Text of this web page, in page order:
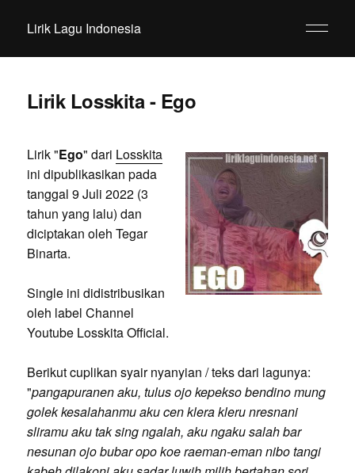
Lirik Lagu Indonesia
Lirik Losskita - Ego
Lirik "Ego" dari Losskita
ini dipublikasikan pada
tanggal 9 Juli 2022 (3
tahun yang lalu) dan
diciptakan oleh Tegar
Binarta.
Single ini didistribusikan
oleh label Channel
Youtube Losskita Official.
Berikut cuplikan syair nyanyian / teks dari lagunya:
"pangapuranen aku, tulus ojo kepekso bendino mung
golek kesalahanmu aku cen klera kleru nresnani
sliramu aku tak sing ngalah, aku ngaku salah bar
nesunan ojo bubar opo koe raeman-eman nibo tangi